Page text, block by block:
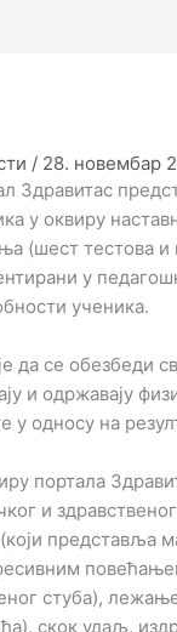
/ 28. новембар
Здравитас
у оквиру
(шест тестова и
у
ученика.
да се обезбеди
и одржавају
у односу на
портала
и
представља
стуба),
скок удаљ,